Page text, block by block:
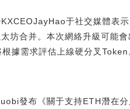
于社交媒體表
坊合并。本次網絡升級可能
據需求評估上線硬分叉Token
發布《關于支持ETH潛在